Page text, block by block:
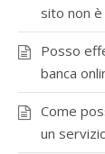
sito non
Posso
banca
Come
un